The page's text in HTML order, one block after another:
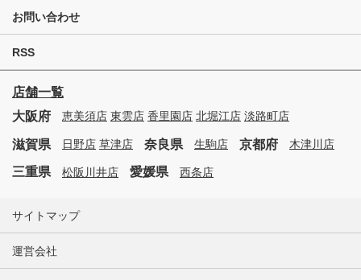
お問い合わせ
RSS
店舗一覧
大阪府
恵美須店 東雲店 香里園店 北堀江店 淡路町店
滋賀県 日野店 草津店 奈良県 生駒店 京都府 木津川店
三重県 松阪川井店 愛媛県 西条店
サイトマップ
運営会社